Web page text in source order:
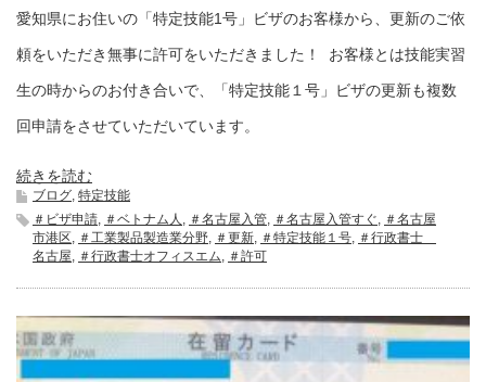
愛知県にお住いの「特定技能1号」ビザのお客様から、更新のご依
頼をいただき無事に許可をいただきました！ お客様とは技能実習
生の時からのお付き合いで、「特定技能１号」ビザの更新も複数
回申請をさせていただいています。
続きを読む
ブログ, 特定技能
＃ビザ申請, ＃ベトナム人 , ＃名古屋入管, ＃名古屋入管すぐ, ＃名古屋
市港区, ＃工業製品製造業分野, ＃更新, ＃特定技能１号, ＃行政書士
名古屋, ＃行政書士オフィスエム, ＃許可